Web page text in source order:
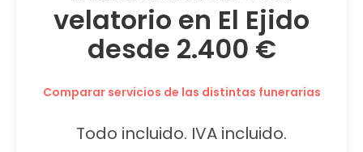
velatorio en El Ejido
desde 2.400 €
Comparar servicios de las distintas funerarias
Todo incluido. IVA incluido.